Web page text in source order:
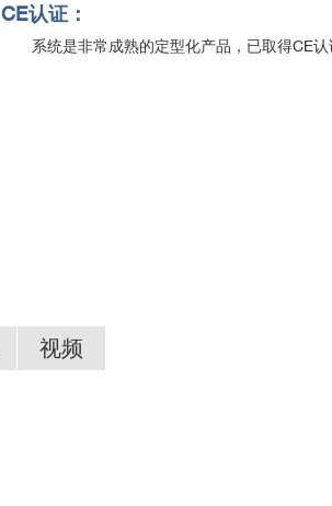
CE认证：
系统是非常成熟的定型化产品，已取得CE认
视频